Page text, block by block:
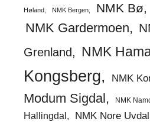
Høland NMK Bergen NMK Bø
NMK Gardermoen
Grenland
NMK
Kongsberg
NMK
Modum Sigdal
NMK
Hallingdal
NMK Nore Uvdal